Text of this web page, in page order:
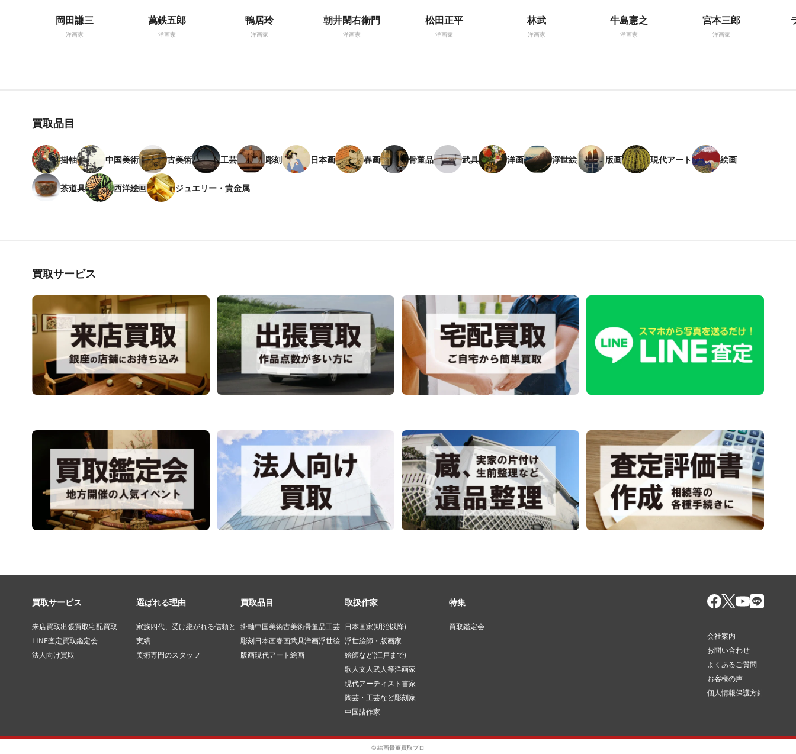
岡田謙三
洋画家
萬鉄五郎
洋画家
鴨居玲
洋画家
朝井閑右衛門
洋画家
松田正平
洋画家
林武
洋画家
牛島憲之
洋画家
宮本三郎
洋画家
買取品目
掛軸 中国美術 古美術 工芸 彫刻 日本画 春画 骨董品 武具 洋画 浮世絵 版画 現代アート 絵画
茶道具 西洋絵画 ジュエリー・貴金属
買取サービス
買取サービス
来店買取出張買取宅配買取
LINE査定買取鑑定会
法人向け買取
選ばれる理由
家族四代、受け継がれる信頼と
実績
美術専門のスタッフ
買取品目
掛軸中国美術古美術骨董品工芸
彫刻日本画春画武具洋画浮世絵
版画現代アート絵画
取扱作家
日本画家(明治以降)
浮世絵師・版画家
絵師など(江戸まで)
歌人文人武人等洋画家
現代アーティスト書家
陶芸・工芸など彫刻家
中国諸作家
特集
買取鑑定会
会社案内
お問い合わせ
よくあるご質問
お客様の声
個人情報保護方針
© 絵画骨董買取プロ